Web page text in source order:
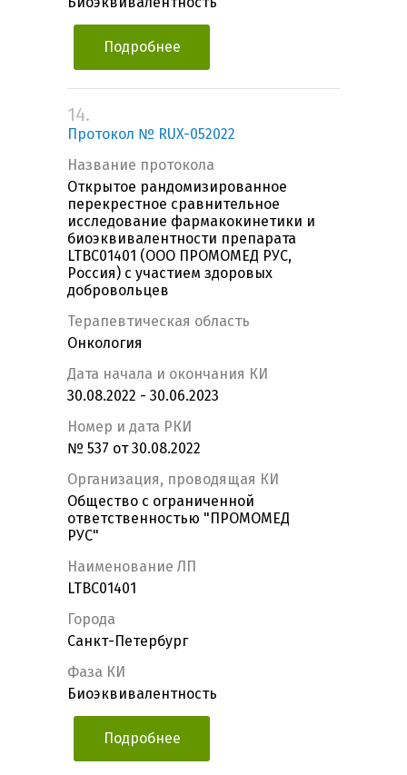
Подробнее
14.
Протокол № RUX-052022
Название протокола
Открытое рандомизированное
перекрестное сравнительное
исследование фармакокинетики и
биоэквивалентности препарата
LTBС01401 (ООО ПРОМОМЕД РУС,
Россия) с участием здоровых
добровольцев
Терапевтическая область
Онкология
Дата начала и окончания КИ
30.08.2022 - 30.06.2023
Номер и дата РКИ
№ 537 от 30.08.2022
Организация, проводящая КИ
Общество с ограниченной
ответственностью "ПРОМОМЕД
РУС"
Наименование ЛП
LTBС01401
Города
Санкт-Петербург
Фаза КИ
Биоэквивалентность
Подробнее